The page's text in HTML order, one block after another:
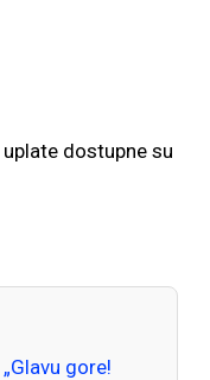
dostupne su
gore!